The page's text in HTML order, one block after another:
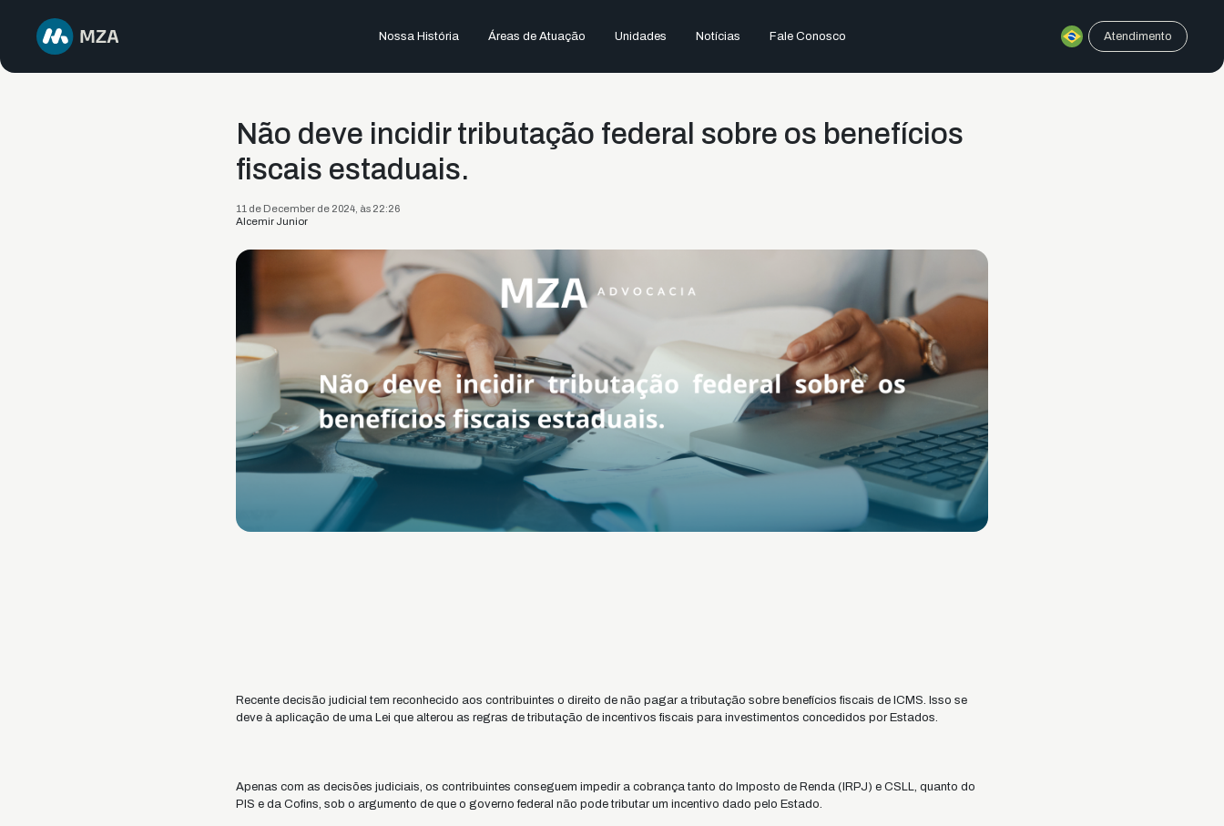
Nossa História Áreas de Atuação Unidades Notícias Fale Conosco Atendimento
Não deve incidir tributação federal sobre os benefícios
fiscais estaduais.
11 de December de 2024, às 22:26
Alcemir Junior
Recente decisão judicial tem reconhecido aos contribuintes o direito de não pagar a tributação sobre benefícios fiscais de ICMS. Isso se
deve à aplicação de uma Lei que alterou as regras de tributação de incentivos fiscais para investimentos concedidos por Estados.
Apenas com as decisões judiciais, os contribuintes conseguem impedir a cobrança tanto do Imposto de Renda (IRPJ) e CSLL, quanto do
PIS e da Cofins, sob o argumento de que o governo federal não pode tributar um incentivo dado pelo Estado.